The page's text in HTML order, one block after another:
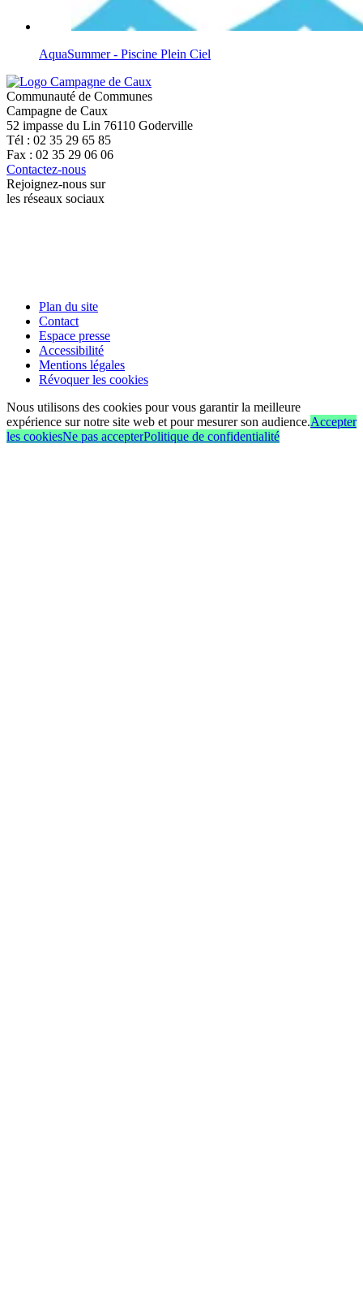
AquaSummer - Piscine Plein Ciel
Communauté de Communes
Campagne de Caux
52 impasse du Lin 76110 Goderville
Tél : 02 35 29 65 85
Fax : 02 35 29 06 06
Contactez-nous
Rejoignez-nous sur
les réseaux sociaux
Plan du site
Contact
Espace presse
Accessibilité
Mentions légales
Révoquer les cookies
Nous utilisons des cookies pour vous garantir la meilleure
expérience sur notre site web et pour mesurer son audience.Accepter
les cookiesNe pas accepterPolitique de confidentialité